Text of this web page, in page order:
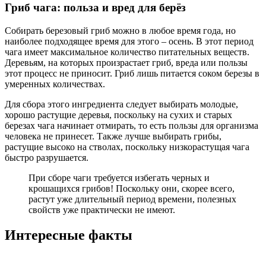
Гриб чага: польза и вред для берёз
Собирать березовый гриб можно в любое время года, но
наиболее подходящее время для этого – осень. В этот период
чага имеет максимальное количество питательных веществ.
Деревьям, на которых произрастает гриб, вреда или пользы
этот процесс не приносит. Гриб лишь питается соком березы в
умеренных количествах.
Для сбора этого ингредиента следует выбирать молодые,
хорошо растущие деревья, поскольку на сухих и старых
березах чага начинает отмирать, то есть пользы для организма
человека не принесет. Также лучше выбирать грибы,
растущие высоко на стволах, поскольку низкорастущая чага
быстро разрушается.
При сборе чаги требуется избегать черных и
крошащихся грибов! Поскольку они, скорее всего,
растут уже длительный период времени, полезных
свойств уже практически не имеют.
Интересные факты